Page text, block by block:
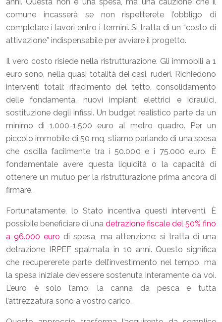
comune incasserà se non rispetterete l’obbligo di
completare i lavori entro i termini. Si tratta di un “costo di
attivazione” indispensabile per avviare il progetto.
Il vero costo risiede nella ristrutturazione. Gli immobili a 1
euro sono, nella quasi totalità dei casi, ruderi. Richiedono
interventi totali: rifacimento del tetto, consolidamento
delle fondamenta, nuovi impianti elettrici e idraulici,
sostituzione degli infissi. Un budget realistico parte da un
minimo di 1.000-1.500 euro al metro quadro. Per un
piccolo immobile di 50 mq, stiamo parlando di una spesa
che oscilla facilmente tra i 50.000 e i 75.000 euro. È
fondamentale avere questa liquidità o la capacità di
ottenere un mutuo per la ristrutturazione prima ancora di
firmare.
Fortunatamente, lo Stato incentiva questi interventi. È
possibile beneficiare di una detrazione fiscale del 50% fino
a 96.000 euro di spesa, ma attenzione: si tratta di una
detrazione IRPEF spalmata in 10 anni. Questo significa
che recupererete parte dell’investimento nel tempo, ma
la spesa iniziale dev’essere sostenuta interamente da voi.
L’euro è solo l’amo; la canna da pesca e tutta
l’attrezzatura sono a vostro carico.